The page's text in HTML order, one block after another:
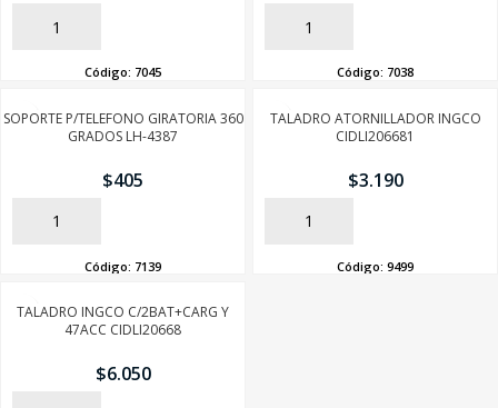
AÑADIR
Código: 7045
AÑADIR
Código: 7038
SOPORTE P/TELEFONO GIRATORIA 360
GRADOS LH-4387
$405
AÑADIR
Código: 7139
TALADRO ATORNILLADOR INGCO
CIDLI206681
$3.190
AÑADIR
Código: 9499
TALADRO INGCO C/2BAT+CARG Y
47ACC CIDLI20668
$6.050